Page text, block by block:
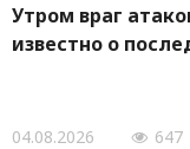
Утром враг
известно о
04.08.2026 647